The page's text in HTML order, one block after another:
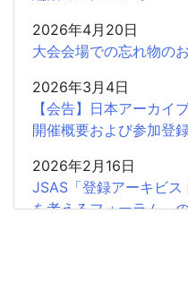
2026年4月20日
大会会場での忘れ物の
2026年3月4日
【会告】日本アーカ
開催概要および参加登
2026年2月16日
JSAS「登録アーキビ
を考えるフォーラム」